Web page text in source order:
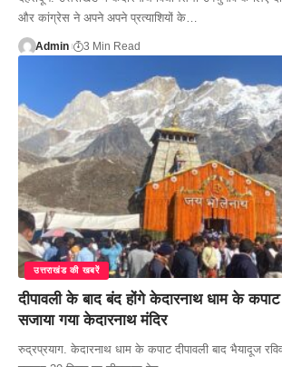
और कांग्रेस ने अपने अपने प्रत्याशियों के…
Admin 3 Min Read
उत्तराखंड की खबरें
दीपावली के बाद बंद होंगे केदारनाथ धाम के
सजाया गया केदारनाथ मंदिर
रुद्रप्रयाग. केदारनाथ धाम के कपाट दीपावली बाद भैयादूज